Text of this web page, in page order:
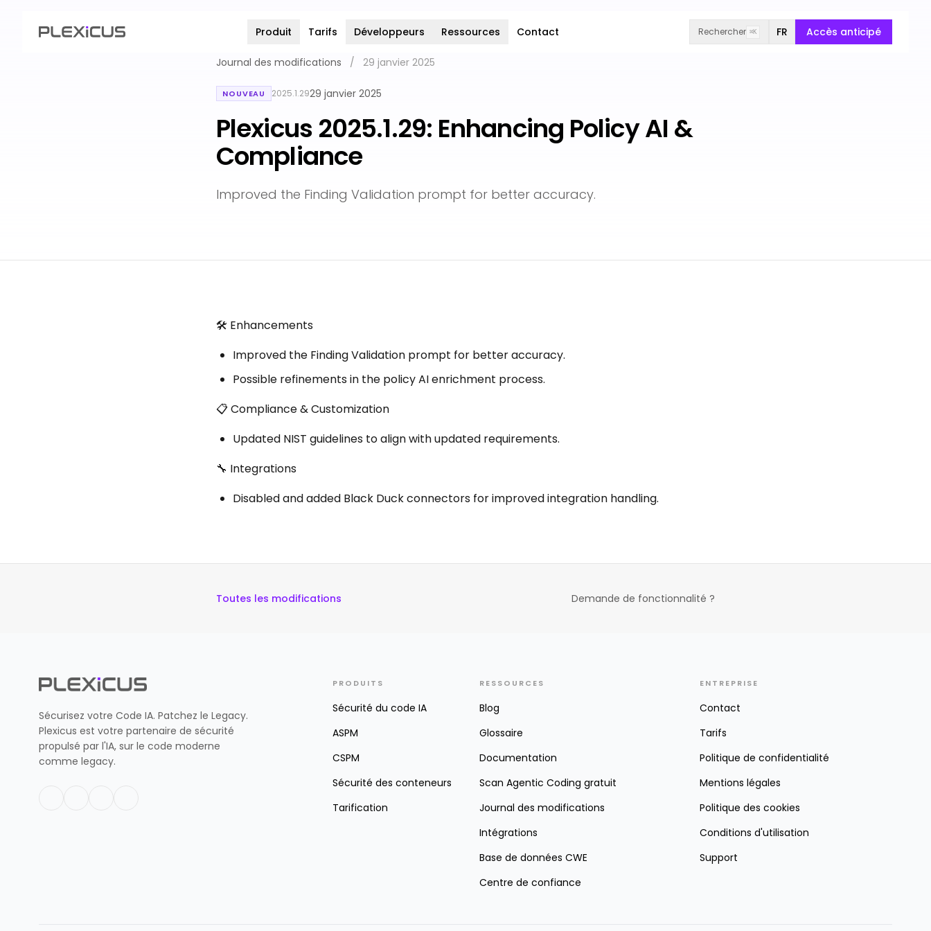
Produit Tarifs Développeurs Ressources Contact Rechercher ⌘K FR Accès anticipé
Journal des modifications / 29 janvier 2025
NOUVEAU 2025.1.2929 janvier 2025
Plexicus 2025.1.29: Enhancing Policy AI &
Compliance
Improved the Finding Validation prompt for better accuracy.
🛠 Enhancements
Improved the Finding Validation prompt for better accuracy.
Possible refinements in the policy AI enrichment process.
📋 Compliance & Customization
Updated NIST guidelines to align with updated requirements.
🔧 Integrations
Disabled and added Black Duck connectors for improved integration handling.
Toutes les modifications Demande de fonctionnalité ?
Sécurisez votre Code IA. Patchez le Legacy.
Plexicus est votre partenaire de sécurité
propulsé par l'IA, sur le code moderne
comme legacy.
PRODUITS
Sécurité du code IA
ASPM
CSPM
Sécurité des conteneurs
Tarification
RESSOURCES
Blog
Glossaire
Documentation
Scan Agentic Coding gratuit
Journal des modifications
Intégrations
Base de données CWE
Centre de confiance
ENTREPRISE
Contact
Tarifs
Politique de confidentialité
Mentions légales
Politique des cookies
Conditions d'utilisation
Support